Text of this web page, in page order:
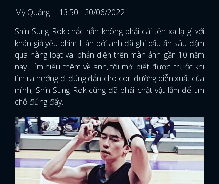
Mỳ Quảng
13:50 - 30/06/2022
Shin Sung Rok chắc hẳn không phải cái tên xa lạ gì với
khán giả yêu phim Hàn bởi anh đã ghi dấu ấn sâu đậm
qua hàng loạt vai phản diện trên màn ảnh gần 10 năm
nay. Tìm hiểu thêm về anh, tôi mới biết được, trước khi
tìm ra hướng đi đúng đắn cho con đường diễn xuất của
mình, Shin Sung Rok cũng đã phải chật vật lắm để tìm
chỗ đứng đấy.